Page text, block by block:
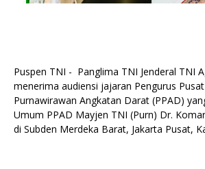
Puspen TNI - Panglima TNI Jenderal TNI
menerima audiensi jajaran Pengurus
Purnawirawan Angkatan Darat (PPAD)
Umum PPAD Mayjen TNI (Purn) Dr.
di Subden Merdeka Barat, Jakarta Pusat,